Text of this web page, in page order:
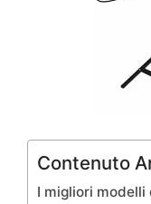
Contenuto
I migliori modelli